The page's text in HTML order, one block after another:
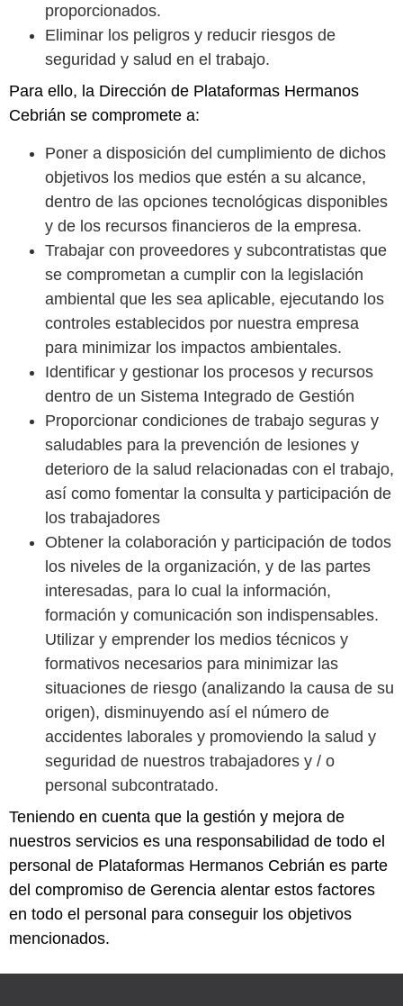
proporcionados.
Eliminar los peligros y reducir riesgos de
seguridad y salud en el trabajo.
Para ello, la Dirección de Plataformas Hermanos
Cebrián se compromete a:
Poner a disposición del cumplimiento de dichos
objetivos los medios que estén a su alcance,
dentro de las opciones tecnológicas disponibles
y de los recursos financieros de la empresa.
Trabajar con proveedores y subcontratistas que
se comprometan a cumplir con la legislación
ambiental que les sea aplicable, ejecutando los
controles establecidos por nuestra empresa
para minimizar los impactos ambientales.
Identificar y gestionar los procesos y recursos
dentro de un Sistema Integrado de Gestión
Proporcionar condiciones de trabajo seguras y
saludables para la prevención de lesiones y
deterioro de la salud relacionadas con el trabajo,
así como fomentar la consulta y participación de
los trabajadores
Obtener la colaboración y participación de todos
los niveles de la organización, y de las partes
interesadas, para lo cual la información,
formación y comunicación son indispensables.
Utilizar y emprender los medios técnicos y
formativos necesarios para minimizar las
situaciones de riesgo (analizando la causa de su
origen), disminuyendo así el número de
accidentes laborales y promoviendo la salud y
seguridad de nuestros trabajadores y / o
personal subcontratado.
Teniendo en cuenta que la gestión y mejora de
nuestros servicios es una responsabilidad de todo el
personal de Plataformas Hermanos Cebrián es parte
del compromiso de Gerencia alentar estos factores
en todo el personal para conseguir los objetivos
mencionados.